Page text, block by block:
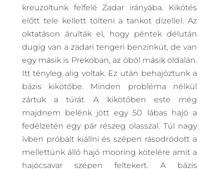
kreuzoltunk felfelé Zadar irányába. Kikötés
előtt tele kellett tölteni a tankot dízellel. Az
oktatáson árulták el, hogy péntek délután
dugig van a zadari tengeri benzinkút, de van
egy másik is Prekoban, az öböl másik oldalán.
Itt tényleg alig voltak. Ez után behajóztunk a
bázis kikötőbe. Minden probléma nélkül
zártuk a túrát. A kikötőben este még
majdnem belénk jött egy 50 lábas hajó a
fedélzetén egy pár részeg olasszal. Túl nagy
ívben próbált kiállni és szépen rásodródott a
mellettünk álló hajó mooring kötelére amit a
hajócsavar szépen feltekert. A bázis